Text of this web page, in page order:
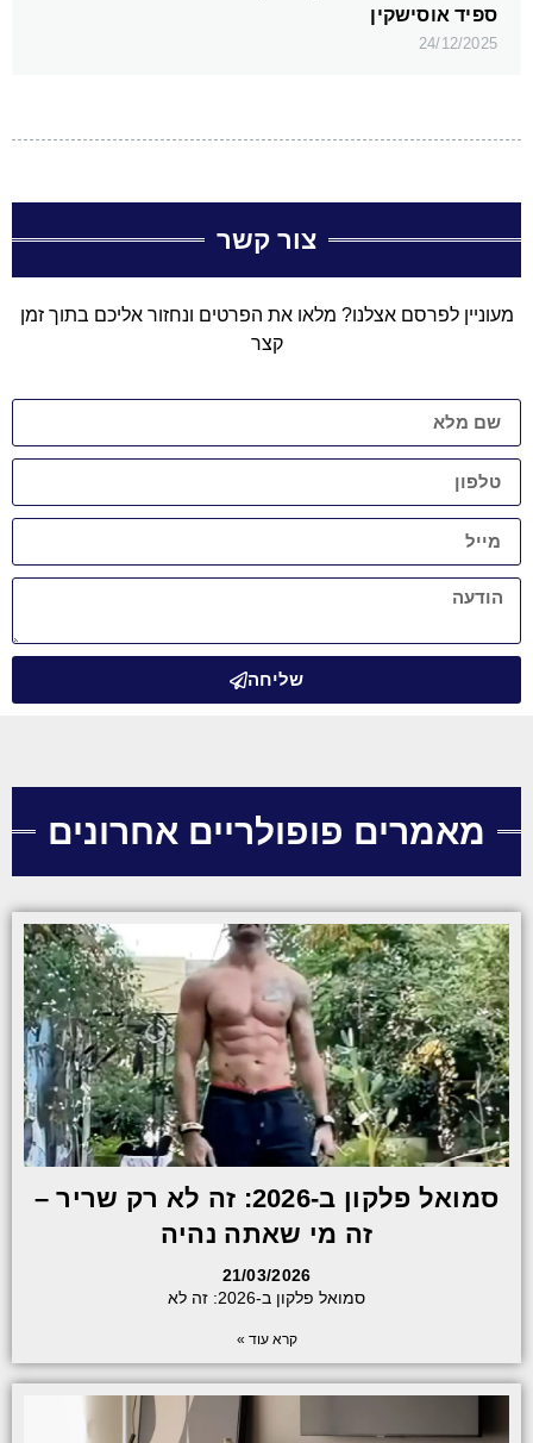
ספיד אוסישקין
24/12/2025
צור קשר
מעוניין לפרסם אצלנו? מלאו את הפרטים ונחזור אליכם בתוך זמן
קצר
שליחה
מאמרים פופולריים אחרונים
סמואל פלקון ב-2026: זה לא רק שריר –
זה מי שאתה נהיה
21/03/2026
סמואל פלקון ב-2026: זה לא
קרא עוד »